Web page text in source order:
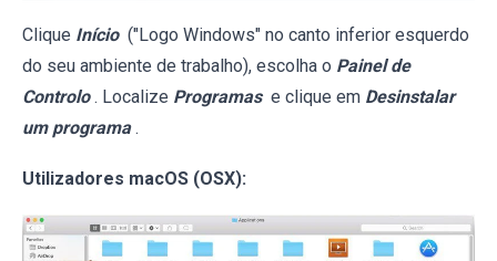
Clique Início ("Logo Windows" no canto inferior esquerdo
do seu ambiente de trabalho), escolha o Painel de
Controlo . Localize Programas e clique em Desinstalar
um programa .
Utilizadores macOS (OSX):